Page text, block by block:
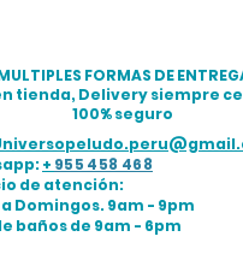
FORMAS DE
tienda, Delivery siempre
100% seguro
+ 955 458 468
de atención:
Domingos. 9am - 9pm
baños de 9am - 6pm